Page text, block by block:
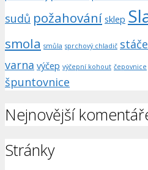
sudů požahování sklep
smola smůla sprchový chladič
varna výčep výčepní kohout čepovnice
špuntovnice
Nejnovější
Stránky